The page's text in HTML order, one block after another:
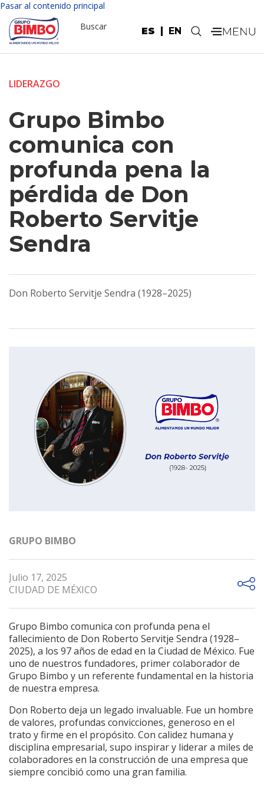
Pasar al contenido principal
ES EN
Buscar .
LIDERAZGO
Grupo Bimbo
comunica con
profunda pena la
pérdida de Don
Roberto Servitje
Sendra
Don Roberto Servitje Sendra (1928–2025)
GRUPO BIMBO
Julio 17, 2025
CIUDAD DE MÉXICO
Grupo Bimbo comunica con profunda pena el
fallecimiento de Don Roberto Servitje Sendra (1928–
2025), a los 97 años de edad en la Ciudad de México. Fue
uno de nuestros fundadores, primer colaborador de
Grupo Bimbo y un referente fundamental en la historia
de nuestra empresa.
Don Roberto deja un legado invaluable. Fue un hombre
de valores, profundas convicciones, generoso en el
trato y firme en el propósito. Con calidez humana y
disciplina empresarial, supo inspirar y liderar a miles de
colaboradores en la construcción de una empresa que
siempre concibió como una gran familia.